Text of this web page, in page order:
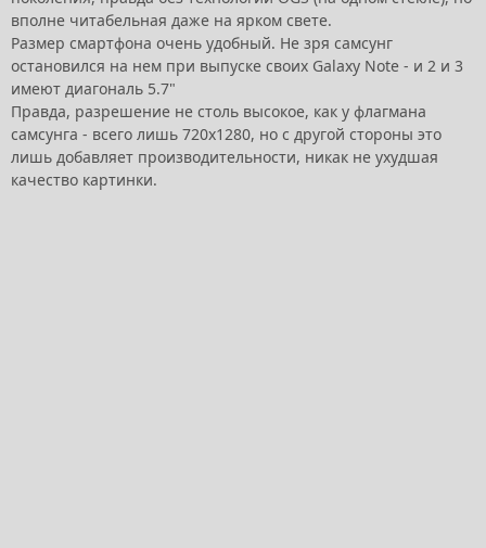
вполне читабельная даже на ярком свете.
Размер смартфона очень удобный. Не зря самсунг
остановился на нем при выпуске своих Galaxy Note - и 2 и 3
имеют диагональ 5.7"
Правда, разрешение не столь высокое, как у флагмана
самсунга - всего лишь 720х1280, но с другой стороны это
лишь добавляет производительности, никак не ухудшая
качество картинки.